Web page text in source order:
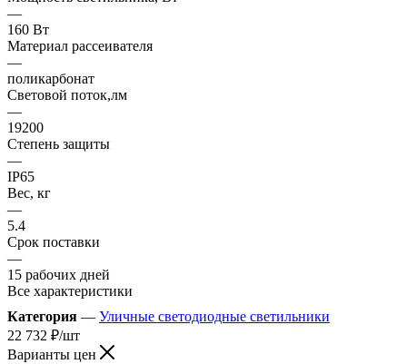
—
160 Вт
Материал рассеивателя
—
поликарбонат
Световой поток,лм
—
19200
Степень защиты
—
IP65
Вес, кг
—
5.4
Срок поставки
—
15 рабочих дней
Все характеристики
Категория — Уличные светодиодные светильники
22 732 ₽/шт
Варианты цен